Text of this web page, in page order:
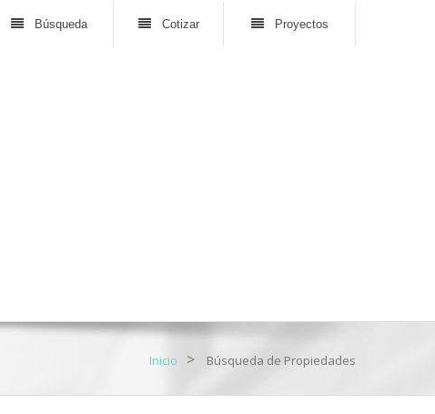
Búsqueda Cotizar Proyectos
Inicio > Búsqueda de Propiedades